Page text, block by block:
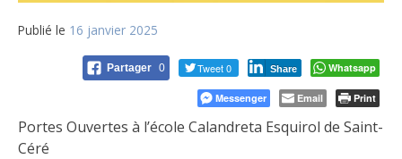
Publié le 16 janvier 2025
Partager 0 Tweet 0 Share Whatsapp
Messenger Email Print
Portes Ouvertes à l’école Calandreta Esquirol de Saint-
Céré